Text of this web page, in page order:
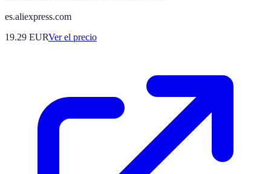
es.aliexpress.com
19.29 EURVer el precio